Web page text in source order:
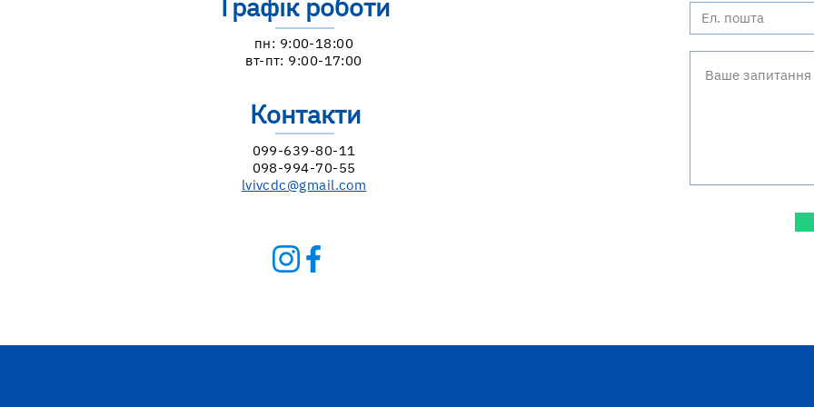
Графік роботи
пн: 9:00-18:00
вт-пт: 9:00-17:00
Контакти
099-639-80-11
098-994-70-55
lvivcdc@gmail.com